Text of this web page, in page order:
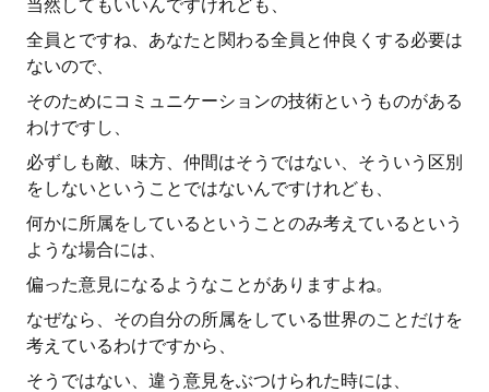
当然してもいいんですけれども、
全員とですね、あなたと関わる全員と仲良くする必要は
ないので、
そのためにコミュニケーションの技術というものがある
わけですし、
必ずしも敵、味方、仲間はそうではない、そういう区別
をしないということではないんですけれども、
何かに所属をしているということのみ考えているという
ような場合には、
偏った意見になるようなことがありますよね。
なぜなら、その自分の所属をしている世界のことだけを
考えているわけですから、
そうではない、違う意見をぶつけられた時には、